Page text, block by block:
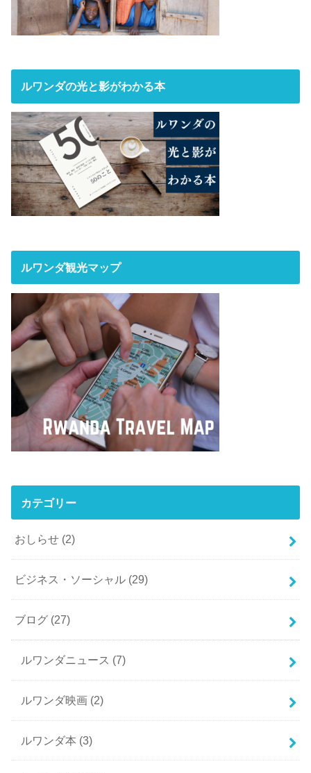
ルワンダの光と影がわかる本
ルワンダ観光マップ
カテゴリー
おしらせ (2)
ビジネス・ソーシャル (29)
ブログ (27)
ルワンダニュース (7)
ルワンダ映画 (2)
ルワンダ本 (3)